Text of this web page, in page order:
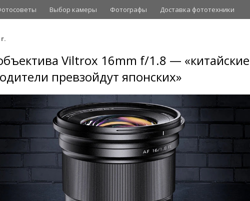
Выбор камеры Фотографы Доставка фототехники
Viltrox 16mm f/1.8 — «китайские
превзойдут японских»